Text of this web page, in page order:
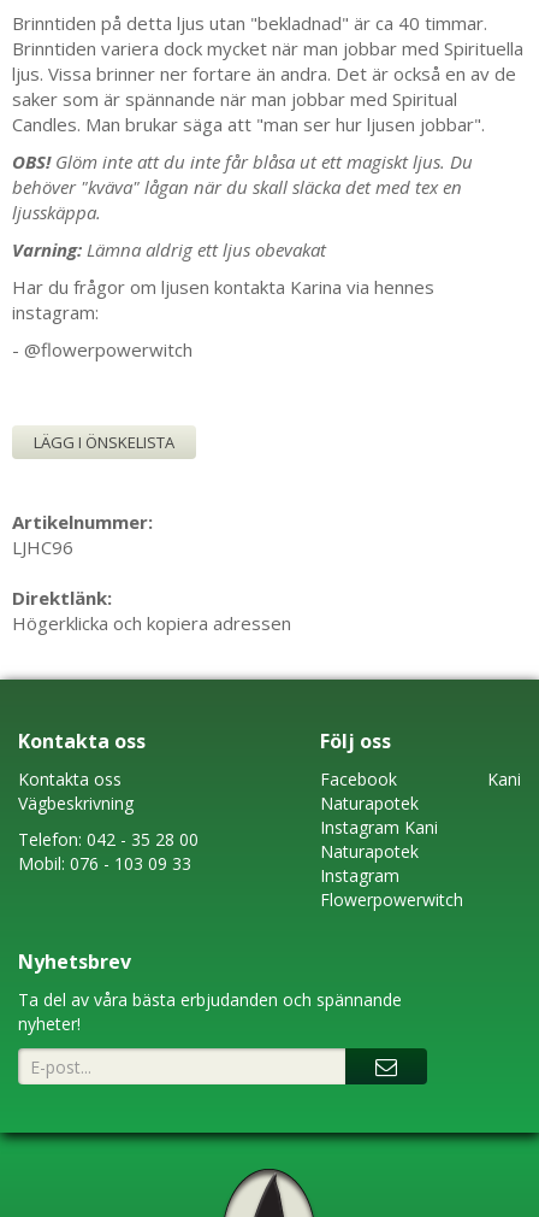
Brinntiden på detta ljus utan "bekladnad" är ca 40 timmar.
Brinntiden variera dock mycket när man jobbar med Spirituella
ljus. Vissa brinner ner fortare än andra. Det är också en av de
saker som är spännande när man jobbar med Spiritual
Candles. Man brukar säga att "man ser hur ljusen jobbar".
OBS!Glöm inte att du inte får blåsa ut ett magiskt ljus. Du
behöver "kväva" lågan när du skall släcka det med tex en
ljusskäppa.
Varning: Lämna aldrig ett ljus obevakat
Har du frågor om ljusen kontakta Karina via hennes
instagram:
- @flowerpowerwitch
LÄGG I ÖNSKELISTA
Artikelnummer:
LJHC96
Direktlänk:
Högerklicka och kopiera adressen
Kontakta oss
Kontakta oss
Vägbeskrivning
Telefon: 042 - 35 28 00
Mobil: 076 - 103 09 33
Följ oss
FacebookKani
Naturapotek
Instagram Kani
Naturapotek
Instagram
Flowerpowerwitch
Nyhetsbrev
Ta del av våra bästa erbjudanden och spännande
nyheter!